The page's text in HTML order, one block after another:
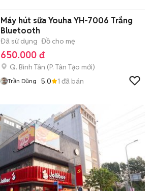
Máy hút sữa Youha YH-7006 Trắng
Bluetooth
Đã sử dụng Đồ cho mẹ
650.000 đ
Q. Bình Tân (P. Tân Tạo mới)
Trần Dũng 5.0 1 đã bán